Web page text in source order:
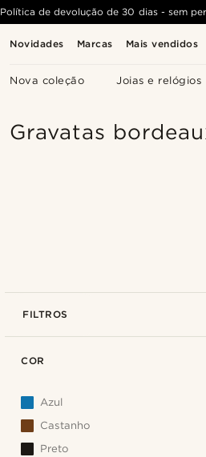
Novidades Marcas Mais vendidos
Nova coleção Joias e relógios
Política de devolução de 30 dias - sem
Gravatas
FILTROS
COR
Azul
Castanho
Preto